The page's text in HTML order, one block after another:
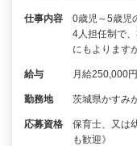
仕事内容
0歳児～5歳児
4人担任制で
にもよります
給与 月給250,000
勤務地 茨城県かすみ
応募資格
保育士、又は
も歓迎》